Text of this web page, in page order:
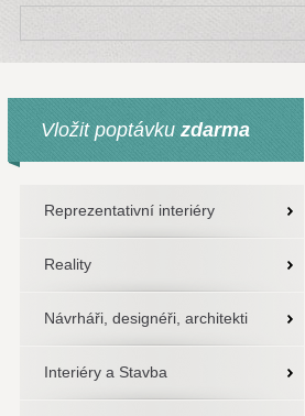
Vložit poptávku zdarma
Reprezentativní interiéry
Reality
Návrháři, designéři, architekti
Interiéry a Stavba